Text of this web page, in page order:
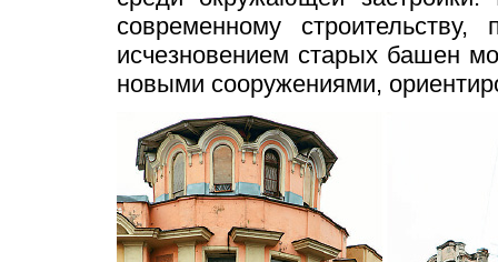
современному
исчезновением старых башен
новыми сооружениями,